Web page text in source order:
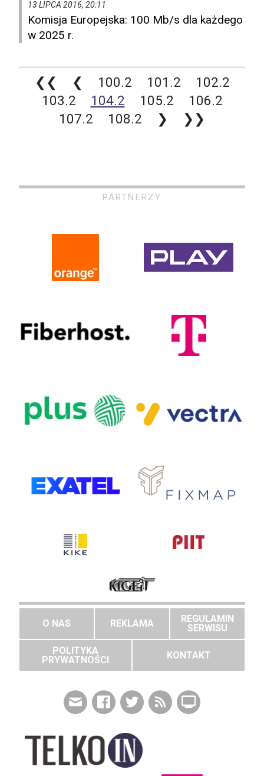
13 LIPCA 2016, 20:11
Komisja Europejska: 100 Mb/s dla każdego
w 2025 r.
❮❮ ❮ 100.2 101.2
102.2
103.2
104.2 105.2
106.2
107.2
108.2 ❯ ❯❯
PARTNERZY
O NAS REKLAMA
REGULAMIN
SERWISU
POLITYKA
PRYWATNOŚCI
KONTAKT